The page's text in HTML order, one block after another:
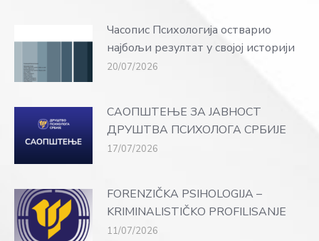
Часопис Психологија остварио
најбољи резултат у својој историји
20/07/2026
САОПШТЕЊЕ ЗА ЈАВНОСТ
ДРУШТВА ПСИХОЛОГА СРБИЈЕ
17/07/2026
FORENZIČKA PSIHOLOGIJA –
KRIMINALISTIČKO PROFILISANJE
11/07/2026